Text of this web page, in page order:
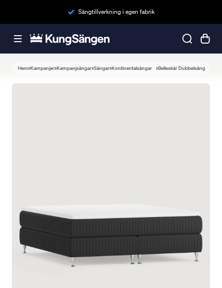
Sängtillverkning i egen fabrik
Hem Kampanjer Kampanjsängar Sängar Kontinentalsängar Belleskär Dubbelsäng